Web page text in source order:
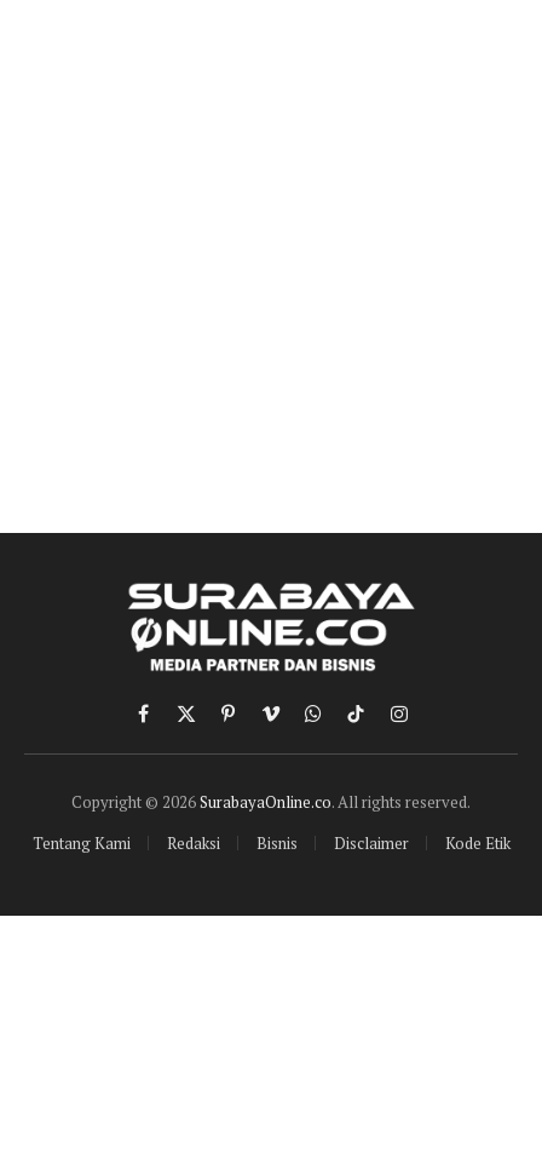
Facebook
X
(Twitter)
PinterestVimeoWhatsApp
TikTokInstagram
Copyright © 2026SurabayaOnline.co. All rights reserved.
Tentang Kami
Redaksi Bisnis Disclaimer Kode Etik